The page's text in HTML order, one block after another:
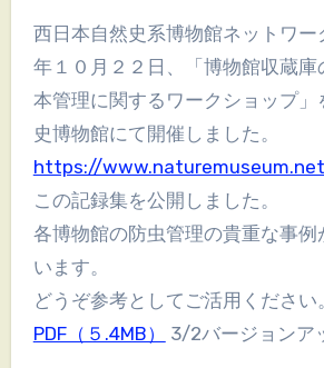
西日本自然史系博物館ネットワークは、２０１２
年１０月２２日、「博物館収蔵庫
本管理に関するワークショップ」
史博物館にて開催しました。
https://
この記録集を公開しました。
各博物館の防虫管理の貴重な事例
います。
どうぞ参考としてご活用ください。
PDF（５.4MB）
3/2バージョンア